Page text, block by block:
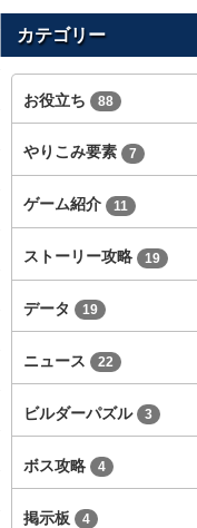
カテゴリー
お役立ち 88
やりこみ要素 7
ゲーム紹介 11
ストーリー攻略 19
データ 19
ニュース 22
ビルダーパズル 3
ボス攻略 4
掲示板 4